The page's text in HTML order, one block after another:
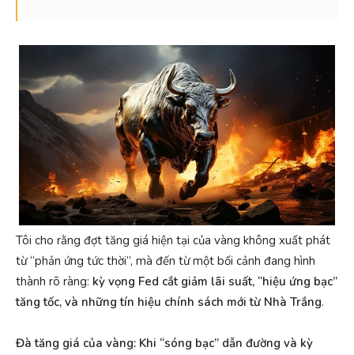
Tôi cho rằng đợt tăng giá hiện tại của vàng không xuất phát
từ “phản ứng tức thời”, mà đến từ một bối cảnh đang hình
thành rõ ràng: kỳ vọng Fed cắt giảm lãi suất, “hiệu ứng bạc”
tăng tốc, và những tín hiệu chính sách mới từ Nhà Trắng.
Đà tăng giá của vàng: Khi “sóng bạc” dẫn đường và kỳ